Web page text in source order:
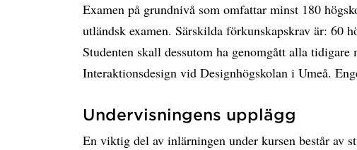
Examen på grundnivå som omfattar minst 180
utländsk examen. Särskilda förkunskapskrav är: 60
Studenten skall dessutom ha genomgått alla
Interaktionsdesign vid Designhögskolan i Umeå.
Undervisningens upplägg
En viktig del av inlärningen under kursen består av